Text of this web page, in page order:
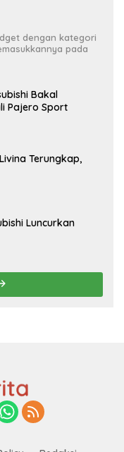
dengan kategori
pada
Bakal
Pajero Sport
Terungkap,
Luncurkan